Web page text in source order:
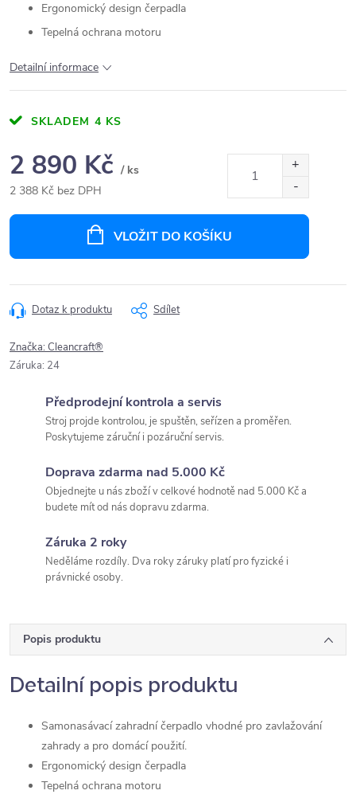
Ergonomický design čerpadla
Tepelná ochrana motoru
Detailní informace
SKLADEM 4 KS
2 890 Kč / ks
2 388 Kč bez DPH
VLOŽIT DO KOŠÍKU
Dotaz k produktu Sdílet
Značka:Cleancraft®
Záruka: 24
Předprodejní kontrola a servis
Stroj projde kontrolou, je spuštěn, seřízen a proměřen.
Poskytujeme záruční i pozáruční servis.
Doprava zdarma nad 5.000 Kč
Objednejte u nás zboží v celkové hodnotě nad 5.000 Kč a
budete mít od nás dopravu zdarma.
Záruka 2 roky
Neděláme rozdíly. Dva roky záruky platí pro fyzické i
právnické osoby.
Popis produktu
Detailní popis produktu
Samonasávací zahradní čerpadlo vhodné pro zavlažování
zahrady a pro domácí použití.
Ergonomický design čerpadla
Tepelná ochrana motoru